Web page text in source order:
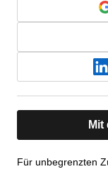
Für unbegrenzten